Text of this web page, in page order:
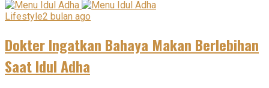
Lifestyle2 bulan ago
Dokter Ingatkan Bahaya Makan Berlebihan
Saat Idul Adha